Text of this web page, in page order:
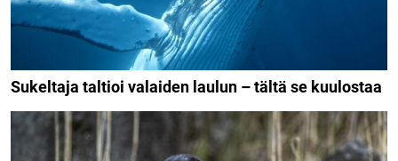
Sukeltaja taltioi valaiden laulun – tältä se kuulostaa